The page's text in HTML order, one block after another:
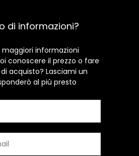
di informazioni?
informazioni
conoscere il prezzo o fare
acquisto? Lasciami un
al più presto